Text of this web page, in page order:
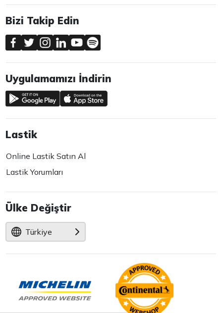
Bizi Takip Edin
Uygulamamızı İndirin
Lastik
Online Lastik Satın Al
Lastik Yorumları
Ülke Değiştir
Türkiye